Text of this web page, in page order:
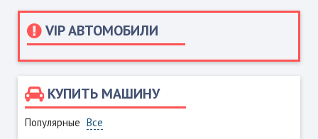
VIP АВТОМОБИЛИ
КУПИТЬ МАШИНУ
Популярные Все